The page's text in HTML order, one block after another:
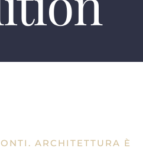
ARCHITETTURA È